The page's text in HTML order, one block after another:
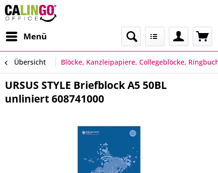
Menü
Übersicht Blöcke, Kanzleipapiere, Collegeblöcke,
URSUS STYLE Briefblock A5 50BL
unliniert 608741000